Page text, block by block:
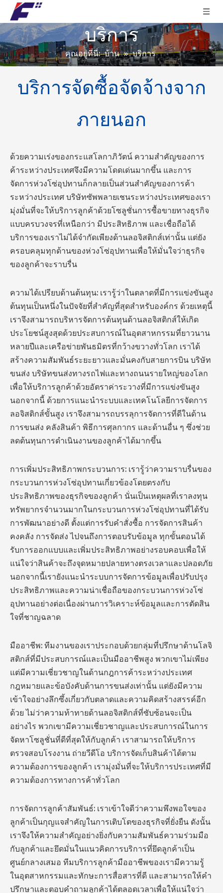
บริการ
คุณอยู่ที่นี่: บ้าน » บริการ
บริการจัดซื้อจัดจ้างจาก
ภายนอก
ด้วยความเร่งของกระแสโลกาภิวัตน์ ความสำคัญของการ
ค้าระหว่างประเทศจึงมีความโดดเด่นมากขึ้น และการ
จัดการห่วงโซ่อุปทานก็กลายเป็นส่วนสำคัญของการค้า
ระหว่างประเทศ บริษัทซัพพลายเชนระหว่างประเทศของเรา
มุ่งมั่นที่จะให้บริการลูกค้าด้วยโซลูชั่นการซื้อขายทางธุรกิจ
แบบครบวงจรที่เหนือกว่า มีประสิทธิภาพ และเชื่อถือได้
บริการของเราไม่ได้จำกัดเพียงด้านลอจิสติกส์เท่านั้น แต่ยัง
ครอบคลุมทุกด้านของห่วงโซ่อุปทานเพื่อให้มั่นใจว่าธุรกิจ
ของลูกค้าจะราบรื่น
ความได้เปรียบด้านต้นทุน: เรารู้ว่าในตลาดที่มีการแข่งขันสูง
ต้นทุนเป็นหนึ่งในปัจจัยที่สำคัญที่สุดสำหรับองค์กร ด้วยเหตุนี้
เราจึงสามารถบริหารจัดการต้นทุนด้านลอจิสติกส์ให้เกิด
ประโยชน์สูงสุดด้วยประสบการณ์ในอุตสาหกรรมที่ยาวนาน
หลายปีและเครือข่ายพันธมิตรที่กว้างขวางทั่วโลก เราได้
สร้างความสัมพันธ์ระยะยาวและมั่นคงกับสายการบิน บริษัท
ขนส่ง บริษัทขนส่งทางรถไฟและทางถนนรายใหญ่ของโลก
เพื่อให้บริการลูกค้าด้วยอัตราค่าระวางที่มีการแข่งขันสูง
นอกจากนี้ ด้วยการแนะนำระบบและเทคโนโลยีการจัดการ
ลอจิสติกส์ขั้นสูง เราจึงสามารถบรรลุการจัดการที่ดีในด้าน
การขนส่ง คลังสินค้า พิธีการศุลกากร และด้านอื่น ๆ ซึ่งช่วย
ลดต้นทุนการดำเนินงานของลูกค้าได้มากขึ้น
การเพิ่มประสิทธิภาพกระบวนการ: เรารู้ว่าความราบรื่นของ
กระบวนการห่วงโซ่อุปทานเกี่ยวข้องโดยตรงกับ
ประสิทธิภาพของธุรกิจของลูกค้า นั่นเป็นเหตุผลที่เราลงทุน
ทรัพยากรจำนวนมากในกระบวนการห่วงโซ่อุปทานที่ได้รับ
การพัฒนาอย่างดี ตั้งแต่การรับคำสั่งซื้อ การจัดการสินค้า
คงคลัง การจัดส่ง ไปจนถึงการตอบรับข้อมูล ทุกขั้นตอนได้
รับการออกแบบและเพิ่มประสิทธิภาพอย่างรอบคอบเพื่อให้
แน่ใจว่าสินค้าจะถึงจุดหมายปลายทางตรงเวลาและปลอดภัย
นอกจากนี้เรายังแนะนำระบบการจัดการข้อมูลเพื่อปรับปรุง
ประสิทธิภาพและความน่าเชื่อถือของกระบวนการห่วงโซ่
อุปทานอย่างต่อเนื่องผ่านการวิเคราะห์ข้อมูลและการตัดสิน
ใจที่ชาญฉลาด
มืออาชีพ: ทีมงานของเราประกอบด้วยกลุ่มที่ปรึกษาด้านโลจิ
สติกส์ที่มีประสบการณ์และเป็นมืออาชีพสูง พวกเขาไม่เพียง
แต่มีความเชี่ยวชาญในด้านกฎการค้าระหว่างประเทศ
กฎหมายและข้อบังคับด้านการขนส่งเท่านั้น แต่ยังมีความ
เข้าใจอย่างลึกซึ้งเกี่ยวกับตลาดและความคิดสร้างสรรค์อีก
ด้วย ไม่ว่าความท้าทายด้านลอจิสติกส์ที่ซับซ้อนจะเป็น
อย่างไร พวกเขามีความเชี่ยวชาญและประสบการณ์ในการ
จัดหาโซลูชั่นที่ดีที่สุดให้กับลูกค้า เราสามารถให้บริการ
ตรวจสอบโรงงาน ถ่ายวีดีโอ บริการจัดเก็บสินค้าได้ตาม
ความต้องการของลูกค้า เรามุ่งมั่นที่จะให้บริการประเทศที่มี
ความต้องการทางการค้าทั่วโลก
การจัดการลูกค้าสัมพันธ์: เราเข้าใจดีว่าความพึงพอใจของ
ลูกค้าเป็นกุญแจสำคัญในการเติบโตของธุรกิจที่ยั่งยืน ดังนั้น
เราจึงให้ความสำคัญอย่างยิ่งกับความสัมพันธ์ความร่วมมือ
กับลูกค้าและยึดมั่นในแนวคิดการบริการที่ยึดลูกค้าเป็น
ศูนย์กลางเสมอ ทีมบริการลูกค้ามืออาชีพของเรามีความรู้
ในอุตสาหกรรมและทักษะการสื่อสารที่ดี และสามารถให้คำ
ปรึกษาและตอบคำถามลูกค้าได้ตลอดเวลาเพื่อให้แน่ใจว่า